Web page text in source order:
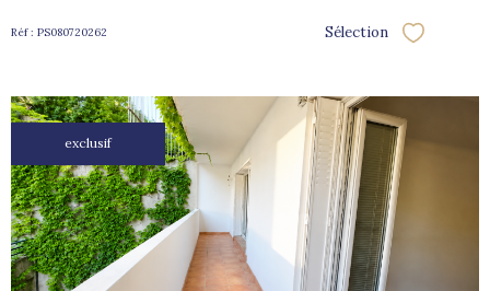
Réf : PS080720262 Sélection
exclusif
voir le
bien